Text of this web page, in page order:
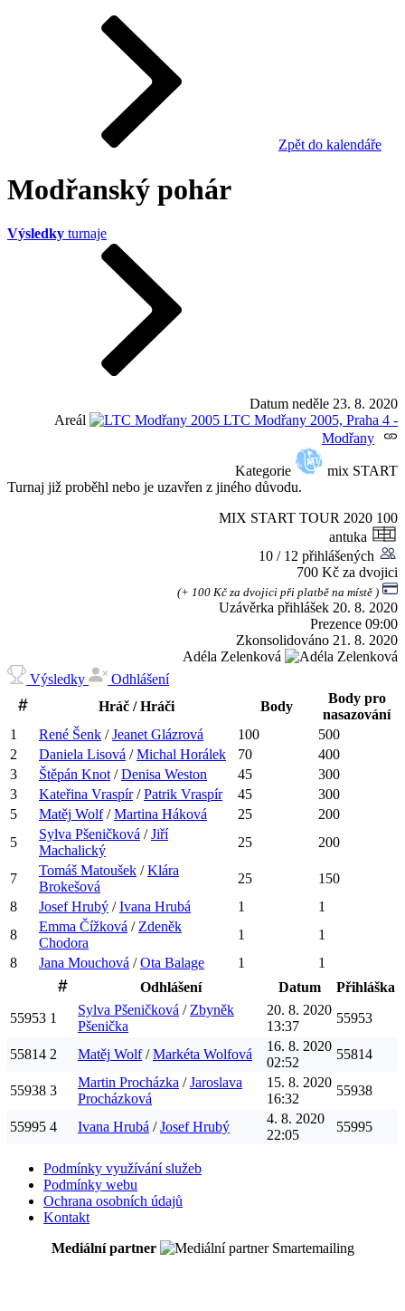
Zpět do kalendáře
Modřanský pohár
Výsledky turnaje
Datum neděle 23. 8. 2020
Areál
LTC Modřany 2005, Praha 4 -
Modřany
Kategorie
mix START
Turnaj již proběhl nebo je uzavřen z jiného důvodu.
MIX START TOUR 2020 100
antuka
10 / 12 přihlášených
700 Kč za dvojici
(+ 100 Kč za dvojici při platbě na místě )
Uzávěrka přihlášek 20. 8. 2020
Prezence 09:00
Zkonsolidováno 21. 8. 2020
Adéla Zelenková
Výsledky
Odhlášení
Hráč / Hráči
Body
Body pro
nasazování
1
René Šenk /Jeanet Glázrová 100
500
2
Daniela Lisová /Michal Horálek 70
400
3
Štěpán Knot /Denisa Weston 45
300
3
Kateřina Vraspír/Patrik Vraspír 45
300
5
Matěj Wolf/Martina Háková 25
200
5
Sylva Pšeničková /Jiří
Machalický
25 200
7
Tomáš Matoušek /Klára
Brokešová
25
150
8
Josef Hrubý /Ivana Hrubá 1
1
8
Emma Čížková / Zdeněk
Chodora
1
1
8
Jana Mouchová /Ota Balage 1
1
Odhlášení
Datum
Přihláška
55953 1
Sylva Pšeničková / Zbyněk
Pšenička
20. 8. 2020
13:37
55953
55814 2 Matěj Wolf/Markéta Wolfová
16. 8. 2020
02:52
55814
55938 3
Martin Procházka /Jaroslava
Procházková
15. 8. 2020
16:32
55938
55995 4 Ivana Hrubá /Josef Hrubý
4. 8. 2020
22:05
55995
Podmínky využívání služeb
Podmínky webu
Ochrana osobních údajů
Kontakt
Mediální partner